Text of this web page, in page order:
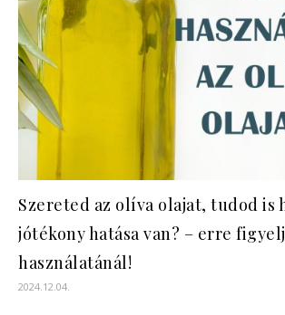
Szereted az olíva olajat, tudod is
jótékony hatása van? – erre
használatánál!
2024.12.04.